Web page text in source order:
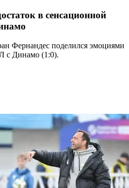
в сенсационной
Фернандес поделился эмоциями
с Динамо (1:0).